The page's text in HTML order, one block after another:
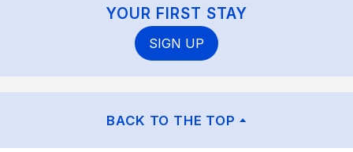
YOUR FIRST STAY
SIGN UP
BACK TO THE TOP